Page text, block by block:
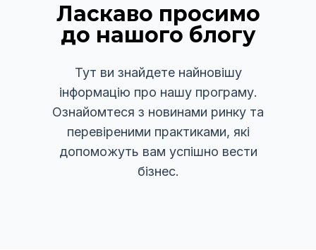
Ласкаво просимо
до нашого блогу
Тут ви знайдете найновішу
інформацію про нашу програму.
Ознайомтеся з новинами ринку та
перевіреними практиками, які
допоможуть вам успішно вести
бізнес.